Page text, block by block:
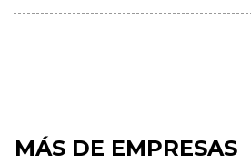
MÁS DE EMPRESAS